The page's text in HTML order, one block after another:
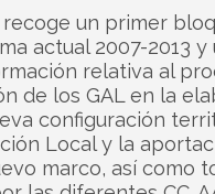
recoge un primer
actual 2007-2013 y
relativa al
de los GAL en la
configuración
Local y la
marco, así como